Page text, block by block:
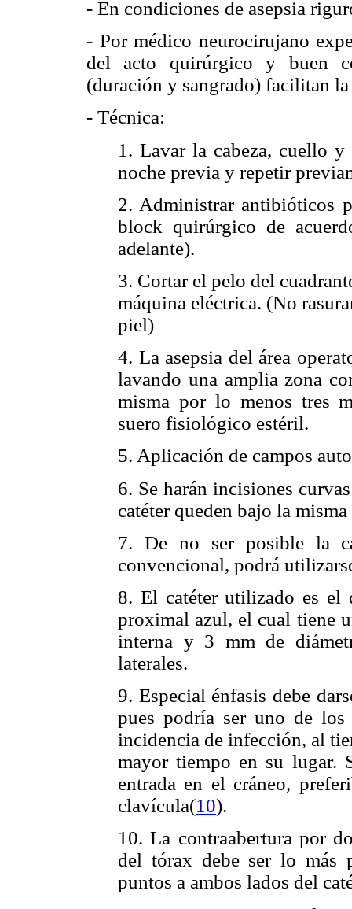
- En condiciones de asepsia
- Por médico neurocirujano
del acto quirúrgico y buen
(duración y sangrado) facilitan
- Técnica:
1. Lavar la cabeza, cuello
noche previa y repetir
2. Administrar antibióticos
block quirúrgico de
adelante).
3. Cortar el pelo del
máquina eléctrica. (No
piel)
4. La asepsia del área
lavando una amplia zona
misma por lo menos tres
suero fisiológico estéril.
5. Aplicación de campos
6. Se harán incisiones
catéter queden bajo la
7. De no ser posible la
convencional, podrá
8. El catéter utilizado es el
proximal azul, el cual tiene
interna y 3 mm de
laterales.
9. Especial énfasis debe
pues podría ser uno de los
incidencia de infección, al
mayor tiempo en su lugar.
entrada en el cráneo,
clavícula(10).
10. La contraabertura por
del tórax debe ser lo más
puntos a ambos lados del